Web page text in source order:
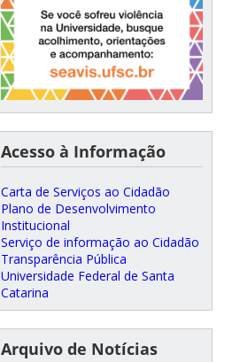
Acesso à Informação
Carta de Serviços ao Cidadão
Plano de Desenvolvimento
Institucional
Serviço de informação ao Cidadão
Transparência Pública
Universidade Federal de Santa
Catarina
Arquivo de Notícias